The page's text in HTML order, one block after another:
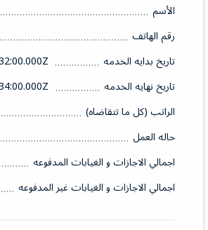
الأسم
رقم الهاتف
تاريخ بدايه الخدمه
تاريخ نهايه الخدمه
الراتب (كل ما تتقاضاه)
حاله العمل
اجمالي الاجازات و الغيابات المدفوعه
اجمالي الاجازات و الغيابات غير المدفوعه